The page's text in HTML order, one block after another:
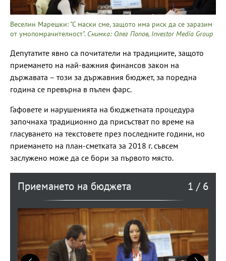
Веселин Марешки: "С маски сме, защото има риск да се заразим
от умопомрачителност". Снимка: Олег Попов, Investor Media Group
Депутатите явно са почитатели на традициите, защото
приемането на най-важния финансов закон на
държавата – този за държавния бюджет, за поредна
година се превърна в пълен фарс.
Гафовете и нарушенията на бюджетната процедура
започнаха традиционно да присъстват по време на
гласуването на текстовете през последните години, но
приемането на план-сметката за 2018 г. съвсем
заслужено може да се бори за първото място.
Приемането на бюджета 1 / 6
Снимка: Олег Попов, Investor Media Group
Снимка: Олег Попов, Investor Media Group
Снимка: Олег Попов, Investor Media Group